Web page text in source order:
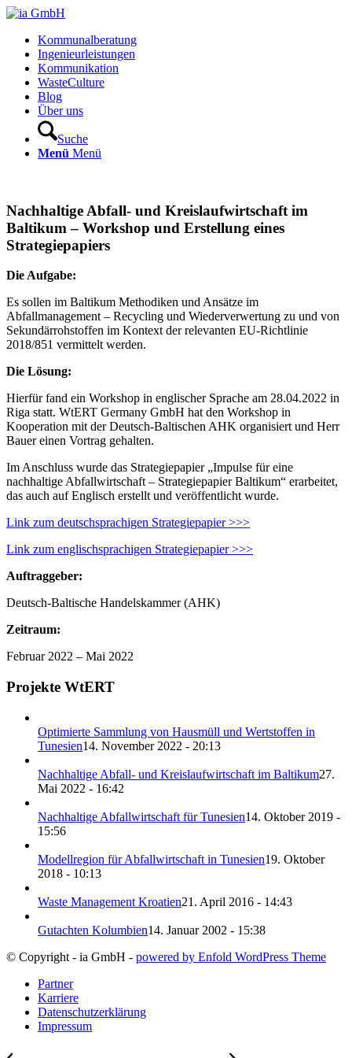
Kommunalberatung
Ingenieurleistungen
Kommunikation
WasteCulture
Blog
Über uns
Suche
Menü Menü
Nachhaltige Abfall- und Kreislaufwirtschaft im
Baltikum – Workshop und Erstellung eines
Strategiepapiers
Die Aufgabe:
Es sollen im Baltikum Methodiken und Ansätze im
Abfallmanagement – Recycling und Wiederverwertung zu und von
Sekundärrohstoffen im Kontext der relevanten EU-Richtlinie
2018/851 vermittelt werden.
Die Lösung:
Hierfür fand ein Workshop in englischer Sprache am 28.04.2022 in
Riga statt. WtERT Germany GmbH hat den Workshop in
Kooperation mit der Deutsch-Baltischen AHK organisiert und Herr
Bauer einen Vortrag gehalten.
Im Anschluss wurde das Strategiepapier „Impulse für eine
nachhaltige Abfallwirtschaft – Strategiepapier Baltikum“ erarbeitet,
das auch auf Englisch erstellt und veröffentlicht wurde.
Link zum deutschsprachigen Strategiepapier >>>
Link zum englischsprachigen Strategiepapier >>>
Auftraggeber:
Deutsch-Baltische Handelskammer (AHK)
Zeitraum:
Februar 2022 – Mai 2022
Projekte WtERT
Optimierte Sammlung von Hausmüll und Wertstoffen in
Tunesien14. November 2022 - 20:13
Nachhaltige Abfall- und Kreislaufwirtschaft im Baltikum27.
Mai 2022 - 16:42
Nachhaltige Abfallwirtschaft für Tunesien14. Oktober 2019 -
15:56
Modellregion für Abfallwirtschaft in Tunesien19. Oktober
2018 - 10:13
Waste Management Kroatien21. April 2016 - 14:43
Gutachten Kolumbien14. Januar 2002 - 15:38
© Copyright - ia GmbH - powered by Enfold WordPress Theme
Partner
Karriere
Datenschutzerklärung
Impressum